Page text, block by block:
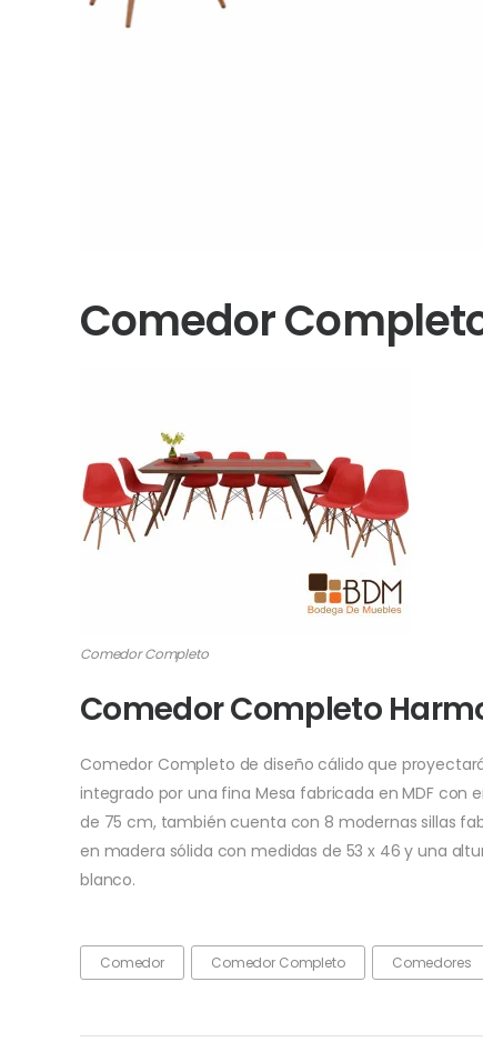
Comedor
Comedor Completo
Comedor Completo
Comedor Completo de diseño cálido que
integrado por una fina Mesa fabricada en MDF con
de 75 cm, también cuenta con 8 modernas sillas
en madera sólida con medidas de 53 x 46 y una
blanco.
Comedor Comedor Completo Comedores